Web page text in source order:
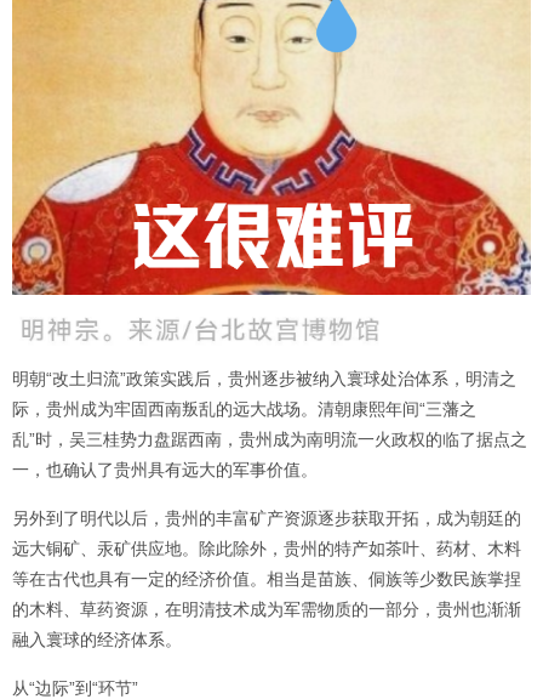
明朝“改土归流”政策实践后，贵州逐步被纳入寰球处治体系，明清之
际，贵州成为牢固西南叛乱的远大战场。清朝康熙年间“三藩之
乱”时，吴三桂势力盘踞西南，贵州成为南明流一火政权的临了据点之
一，也确认了贵州具有远大的军事价值。
另外到了明代以后，贵州的丰富矿产资源逐步获取开拓，成为朝廷的
远大铜矿、汞矿供应地。除此除外，贵州的特产如茶叶、药材、木料
等在古代也具有一定的经济价值。相当是苗族、侗族等少数民族掌捏
的木料、草药资源，在明清技术成为军需物质的一部分，贵州也渐渐
融入寰球的经济体系。
从“边际”到“环节”